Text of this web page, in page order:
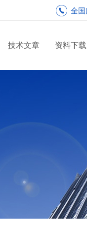
全国
技术文章 资料下载